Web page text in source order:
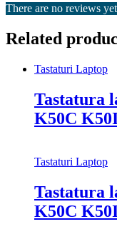
There are no reviews
Related
Tastaturi Laptop
Tastatura
K50C
Tastaturi Laptop
Tastatura
K50C